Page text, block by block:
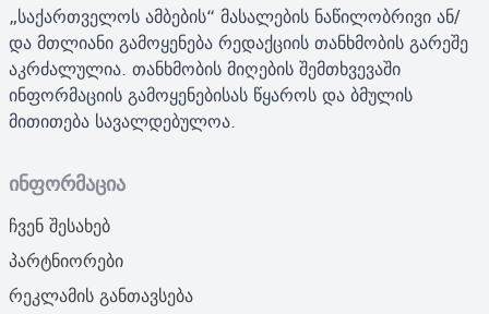
„საქართველოს ამბების“ მასალების ნაწილობრივი ან/
და მთლიანი გამოყენება რედაქციის თანხმობის გარეშე
აკრძალულია. თანხმობის მიღების შემთხვევაში
ინფორმაციის გამოყენებისას წყაროს და ბმულის
მითითება სავალდებულოა.
ინფორმაცია
ჩვენ შესახებ
პარტნიორები
რეკლამის განთავსება